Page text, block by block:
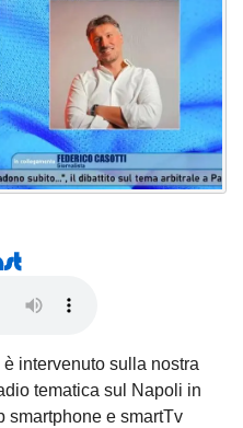
intervenuto sulla nostra
tematica sul Napoli in
smartphone e smartTv